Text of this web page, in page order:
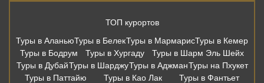
ТОП курортов
Туры в АланьюТуры в БелекТуры в МармарисТуры в Кемер
Туры в Бодрум
Туры в Хургаду
Туры в Шарм Эль Шейх
Туры в ДубайТуры в ШарджуТуры в АджманТуры на Пхукет
Туры в Паттайю
Туры в Као Лак
Туры в Фантьет